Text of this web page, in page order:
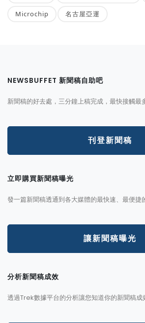
Microchip 名古屋亞運
NEWSBUFFET 新聞稿自助吧
新聞稿的好去處，三分鐘上稿完成，最快接觸最
刊登新聞稿
立即購買新聞稿曝光
發一篇新聞稿透通到各大媒體的最快速、最便捷
讓新聞稿曝光
分析新聞稿成效
透過Trek數據平台的分析讓您知道你的新聞稿成